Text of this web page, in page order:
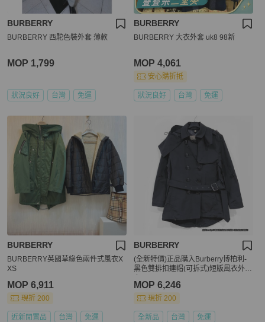
BURBERRY
BURBERRY 西駝色裝外套 薄款
MOP 1,799
狀況良好 台灣 免運
BURBERRY
BURBERRY 大衣外套 uk8 98新
MOP 4,061
安心購折抵
狀況良好 台灣 免運
BURBERRY
BURBERRY英國草綠色兩件式風衣X
XS
MOP 6,911
現折 200
近新閒置品 台灣 免運
BURBERRY
(全新特價)正品購入Burberry博柏利-
黑色雙排扣連帽(可拆式)短版風衣外
MOP 6,246
現折 200
全新品 台灣 免運